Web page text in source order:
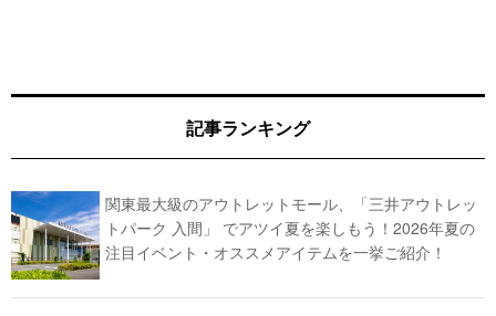
記事ランキング
関東最大級のアウトレットモール、「三井アウトレッ
トパーク 入間」 でアツイ夏を楽しもう！2026年夏の
注目イベント・オススメアイテムを一挙ご紹介！